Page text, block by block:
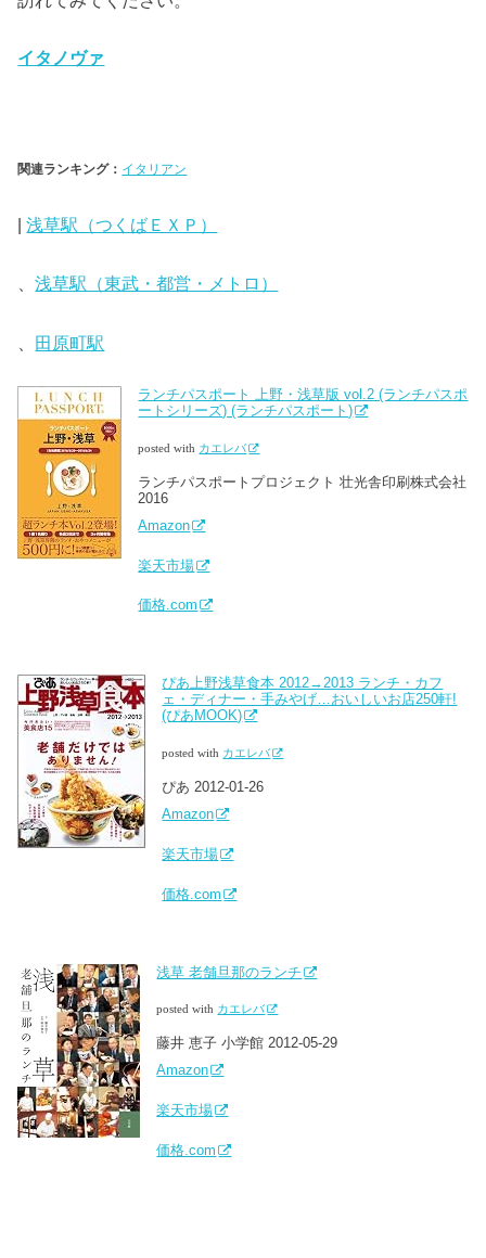
イタノヴァ
関連ランキング： イタリアン
|浅草駅（つくばＥＸＰ）
、浅草駅（東武・都営・メトロ）
田原町駅
ランチパスポート 上野・浅草版 vol.2 (ランチパスポ
ートシリーズ) (ランチパスポート)
posted with カエレバ
ランチパスポートプロジェクト 壮光舎印刷株式会社
2016
Amazon
楽天市場
価格.com
ぴあ上野浅草食本 2012→2013 ランチ・カフ
ェ・ディナー・手みやげ…おいしいお店250軒!
(ぴあMOOK)
posted with カエレバ
ぴあ 2012-01-26
Amazon
楽天市場
価格.com
浅草 老舗旦那のランチ
posted with カエレバ
藤井 恵子 小学館 2012-05-29
Amazon
楽天市場
価格.com